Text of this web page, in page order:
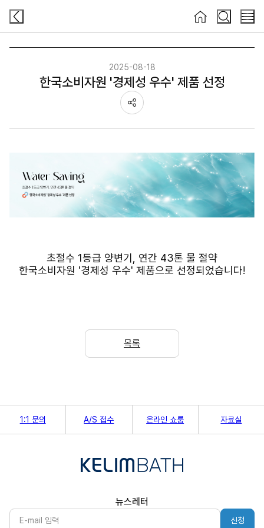
검색 검색 메뉴
2025-08-18
한국소비자원 '경제성 우수' 제품 선정
공유하기
초절수 1등급 양변기, 연간 43톤 물 절약
한국소비자원 '경제성 우수' 제품으로 선정되었습니다!
목록
1:1 문의 A/S 접수 온라인 쇼룸 자료실
뉴스레터
신청